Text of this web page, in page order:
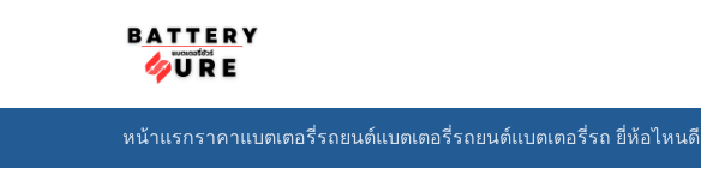
หน้าแรกราคาแบตเตอรี่รถยนต์แบตเตอรี่รถยนต์แบตเตอรี่รถ ยี่ห้อไหนดี